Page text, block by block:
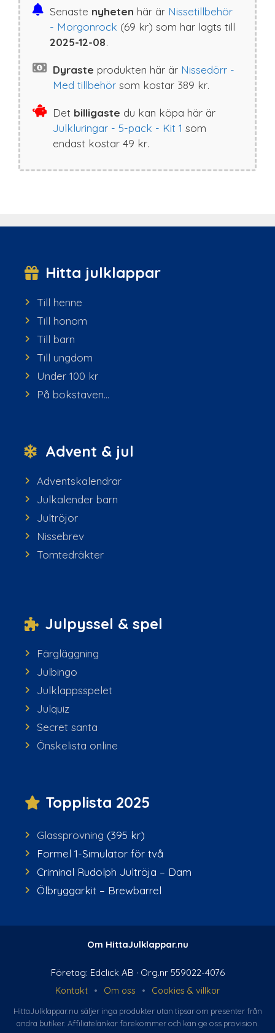
Senaste nyheten här är Nissetillbehör
- Morgonrock (69 kr) som har lagts till
2025-12-08.
Dyraste produkten här är Nissedörr -
Med tillbehör som kostar 389 kr.
Det billigaste du kan köpa här är
Julkluringar - 5-pack - Kit 1 som
endast kostar 49 kr.
Hitta julklappar
Till henne
Till honom
Till barn
Till ungdom
Under 100 kr
På bokstaven...
Advent & jul
Adventskalendrar
Julkalender barn
Jultröjor
Nissebrev
Tomtedräkter
Julpyssel & spel
Färgläggning
Julbingo
Julklappsspelet
Julquiz
Secret santa
Önskelista online
Topplista 2025
Glassprovning (395 kr)
Formel 1-Simulator för två
Criminal Rudolph Jultröja – Dam
Ölbryggarkit – Brewbarrel
Om HittaJulklappar.nu
Företag: Edclick AB · Org.nr 559022-4076
Kontakt • Om oss • Cookies & villkor
HittaJulklappar.nu säljer inga produkter utan tipsar om presenter från
andra butiker. Affiliate­länkar förekommer och kan ge oss provision.